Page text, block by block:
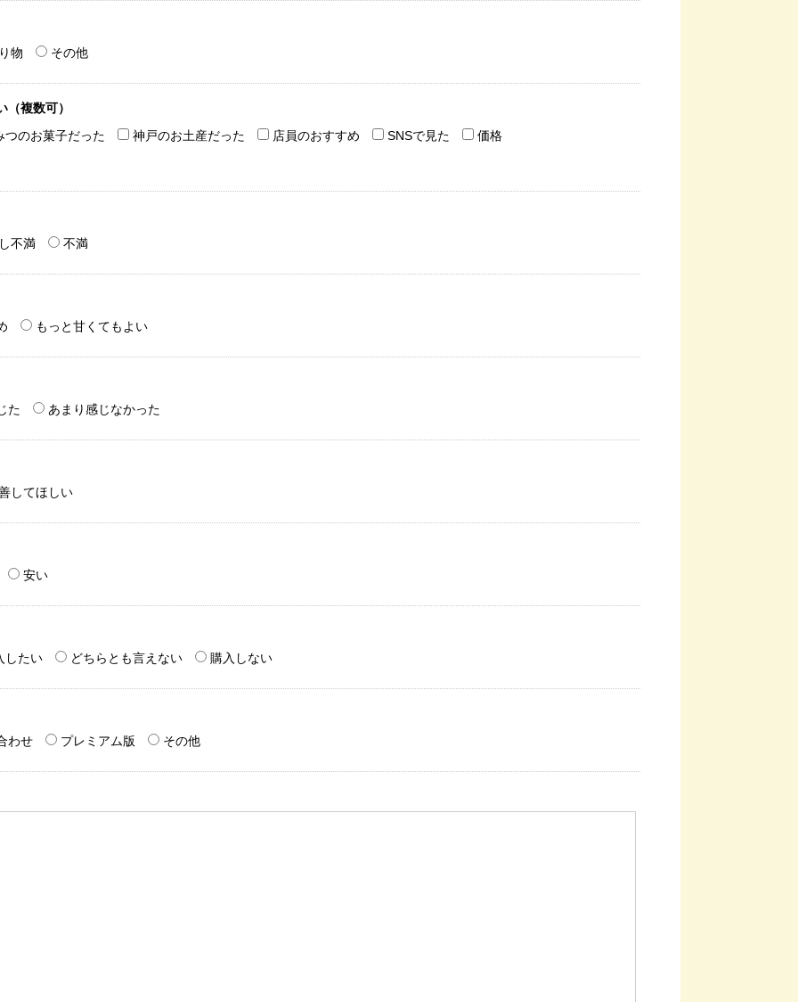
物 その他
複数可）
つのお菓子だった
神戸のお土産だった 店員のおすすめ SNSで見た 価格
不満 不満
もっと甘くてもよい
た あまり感じなかった
してほしい
安い
したい どちらとも言えない 購入しない
わせ プレミアム版 その他